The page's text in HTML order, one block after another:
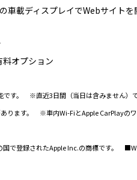
車載ディスプレイでWebサイトを
オプション
です。 ※直近3日間（当日は含みません）
あります。 ※車内Wi-FiとApple CarPlayの
国で登録されたApple Inc.の商標です。